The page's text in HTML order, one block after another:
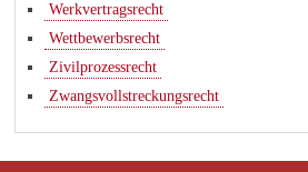
Werkvertragsrecht
Wettbewerbsrecht
Zivilprozessrecht
Zwangsvollstreckungsrecht